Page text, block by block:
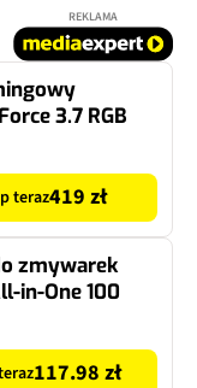
REKLAMA
3.7 RGB
teraz419 zł
zmywarek
in-One 100
117.98 zł